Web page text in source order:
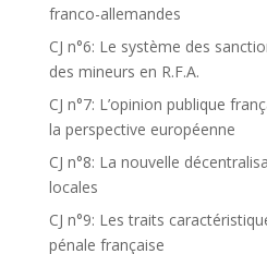
franco-allemandes
CJ n°6: Le système des
des mineurs en R.F.A.
CJ n°7: L’opinion publique
la perspective européenne
CJ n°8: La nouvelle
locales
CJ n°9: Les traits
pénale française